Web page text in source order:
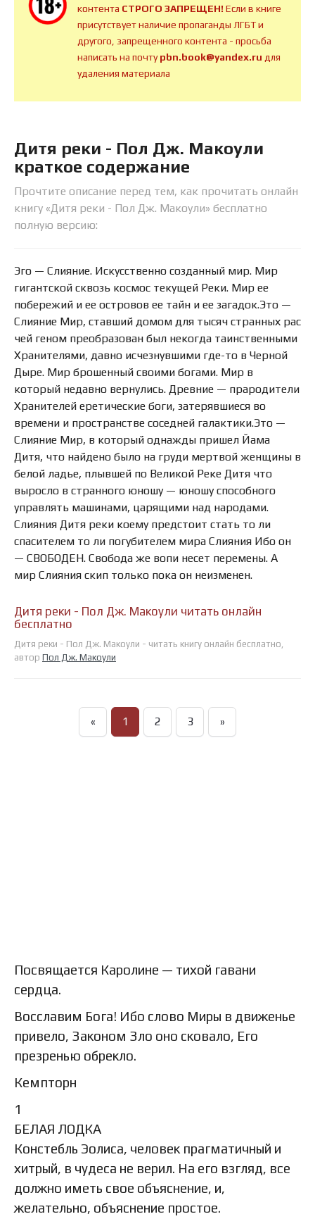
контента СТРОГО ЗАПРЕЩЕН!Если в книге
присутствует наличие пропаганды ЛГБТ и
другого, запрещенного контента - просьба
написать на почтуpbn.book@yandex.ru для
удаления материала
Дитя реки - Пол Дж. Макоули
краткое содержание
Прочтите описание перед тем, как прочитать онлайн
книгу «Дитя реки - Пол Дж. Макоули» бесплатно
полную версию:
Эго — Слияние. Искусственно созданный мир. Мир
гигантской сквозь космос текущей Реки. Мир ее
побережий и ее островов ее тайн и ее загадок.Это —
Слияние Мир, ставший домом для тысяч странных рас
чей геном преобразован был некогда таинственными
Хранителями, давно исчезнувшими где-то в Черной
Дыре. Мир брошенный своими богами. Мир в
который недавно вернулись. Древние — прародители
Хранителей еретические боги, затерявшиеся во
времени и пространстве соседней галактики.Это —
Слияние Мир, в который однажды пришел Йама
Дитя, что найдено было на груди мертвой женщины в
белой ладье, плывшей по Великой Реке Дитя что
выросло в странного юношу — юношу способного
управлять машинами, царящими над народами.
Слияния Дитя реки коему предстоит стать то ли
спасителем то ли погубителем мира Слияния Ибо он
— СВОБОДЕН. Свобода же вопи несет перемены. А
мир Слияния скип только пока он неизменен.
Дитя реки - Пол Дж. Макоули читать онлайн
бесплатно
Дитя реки - Пол Дж. Макоули - читать книгу онлайн бесплатно,
автор Пол Дж. Макоули
« 1 2 3 »
Посвящается Каролине — тихой гавани
сердца.
Восславим Бога! Ибо слово Миры в движенье
привело, Законом Зло оно сковало, Его
презренью обрекло.
Кемпторн
1
БЕЛАЯ ЛОДКА
Констебль Эолиса, человек прагматичный и
хитрый, в чудеса не верил. На его взгляд, все
должно иметь свое объяснение, и,
желательно, объяснение простое.